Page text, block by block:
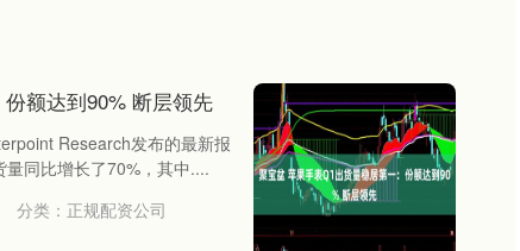
额达到90% 断层领先
Research发布的最新报
同比增长了70%，其中....
分类： 正规配资公司